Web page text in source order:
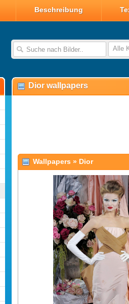
Beschreibung
Alle
Dior wallpapers
Wallpapers » Dior